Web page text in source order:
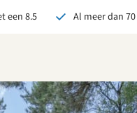
een 8.5 Al meer dan